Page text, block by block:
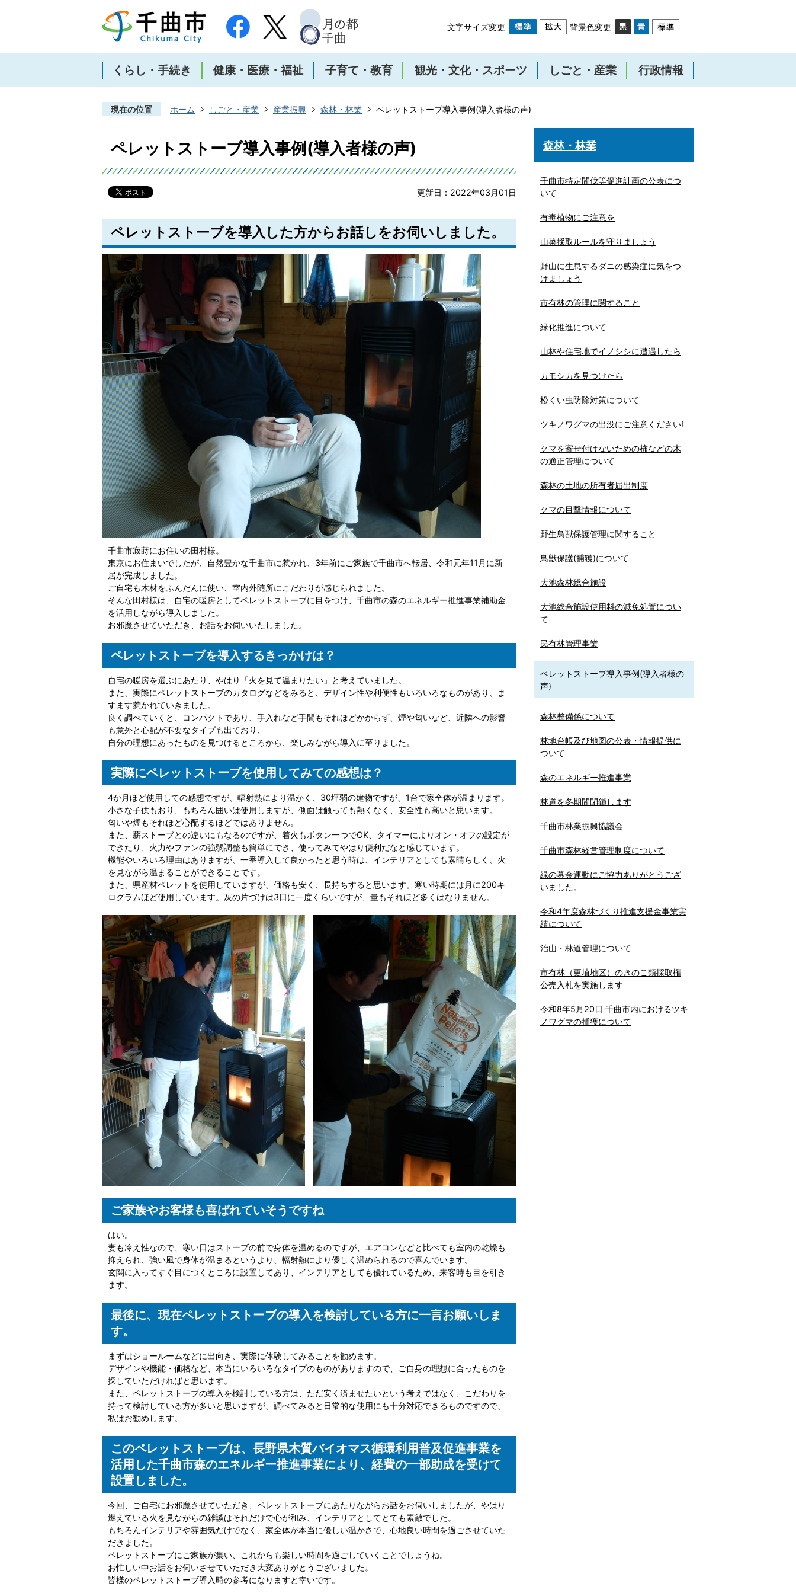
文字サイズ変更 背景色変更
くらし・手続き 健康・医療・福祉 子育て・教育 観光・文化・スポーツ しごと・産業 行政情報
現在の位置 ホーム しごと・産業 産業振興 森林・林業 ペレットストーブ導入事例(導入者様の声)
ペレットストーブ導入事例(導入者様の声)
更新日：2022年03月01日
ペレットストーブを導入した方からお話しをお伺いしました。
千曲市寂蒔にお住いの田村様。
東京にお住まいでしたが、自然豊かな千曲市に惹かれ、3年前にご家族で千曲市へ転居、令和元年11月に新
居が完成しました。
ご自宅も木材をふんだんに使い、室内外随所にこだわりが感じられました。
そんな田村様は、自宅の暖房としてペレットストーブに目をつけ、千曲市の森のエネルギー推進事業補助金
を活用しながら導入しました。
お邪魔させていただき、お話をお伺いいたしました。
ペレットストーブを導入するきっかけは？
自宅の暖房を選ぶにあたり、やはり「火を見て温まりたい」と考えていました。
また、実際にペレットストーブのカタログなどをみると、デザイン性や利便性もいろいろなものがあり、ま
すます惹かれていきました。
良く調べていくと、コンパクトであり、手入れなど手間もそれほどかからず、煙や匂いなど、近隣への影響
も意外と心配が不要なタイプも出ており、
自分の理想にあったものを見つけるところから、楽しみながら導入に至りました。
実際にペレットストーブを使用してみての感想は？
4か月ほど使用しての感想ですが、輻射熱により温かく、30坪弱の建物ですが、1台で家全体が温まります。
小さな子供もおり、もちろん囲いは使用しますが、側面は触っても熱くなく、安全性も高いと思います。
匂いや煙もそれほど心配するほどではありません。
また、薪ストーブとの違いにもなるのですが、着火もボタン一つでOK、タイマーによりオン・オフの設定が
できたり、火力やファンの強弱調整も簡単にでき、使ってみてやはり便利だなと感じています。
機能やいろいろ理由はありますが、一番導入して良かったと思う時は、インテリアとしても素晴らしく、火
を見ながら温まることができることです。
また、県産材ペレットを使用していますが、価格も安く、長持ちすると思います。寒い時期には月に200キ
ログラムほど使用しています。灰の片づけは3日に一度くらいですが、量もそれほど多くはなりません。
ご家族やお客様も喜ばれていそうですね
はい。
妻も冷え性なので、寒い日はストーブの前で身体を温めるのですが、エアコンなどと比べても室内の乾燥も
抑えられ、強い風で身体が温まるというより、輻射熱により優しく温められるので喜んでいます。
玄関に入ってすぐ目につくところに設置してあり、インテリアとしても優れているため、来客時も目を引き
ます。
最後に、現在ペレットストーブの導入を検討している方に一言お願いしま
す。
まずはショールームなどに出向き、実際に体験してみることを勧めます。
デザインや機能・価格など、本当にいろいろなタイプのものがありますので、ご自身の理想に合ったものを
探していただければと思います。
また、ペレットストーブの導入を検討している方は、ただ安く済ませたいという考えではなく、こだわりを
持って検討している方が多いと思いますが、調べてみると日常的な使用にも十分対応できるものですので、
私はお勧めします。
このペレットストーブは、長野県木質バイオマス循環利用普及促進事業を
活用した千曲市森のエネルギー推進事業により、経費の一部助成を受けて
設置しました。
今回、ご自宅にお邪魔させていただき、ペレットストーブにあたりながらお話をお伺いしましたが、やはり
燃えている火を見ながらの雑談はそれだけで心が和み、インテリアとしてとても素敵でした。
もちろんインテリアや雰囲気だけでなく、家全体が本当に優しい温かさで、心地良い時間を過ごさせていた
だきました。
ペレットストーブにご家族が集い、これからも楽しい時間を過ごしていくことでしょうね。
お忙しい中お話をお伺いさせていただき大変ありがとうございました。
皆様のペレットストーブ導入時の参考になりますと幸いです。
森林・林業
千曲市特定間伐等促進計画の公表につ
いて
有毒植物にご注意を
山菜採取ルールを守りましょう
野山に生息するダニの感染症に気をつ
けましょう
市有林の管理に関すること
緑化推進について
山林や住宅地でイノシシに遭遇したら
カモシカを見つけたら
松くい虫防除対策について
ツキノワグマの出没にご注意ください!
クマを寄せ付けないための柿などの木
の適正管理について
森林の土地の所有者届出制度
クマの目撃情報について
野生鳥獣保護管理に関すること
鳥獣保護(捕獲)について
大池森林総合施設
大池総合施設使用料の減免処置につい
て
民有林管理事業
ペレットストーブ導入事例(導入者様の
声)
森林整備係について
林地台帳及び地図の公表・情報提供に
ついて
森のエネルギー推進事業
林道を冬期間閉鎖します
千曲市林業振興協議会
千曲市森林経営管理制度について
緑の募金運動にご協力ありがとうござ
いました。
令和4年度森林づくり推進支援金事業実
績について
治山・林道管理について
市有林（更埴地区）のきのこ類採取権
公売入札を実施します
令和8年5月20日 千曲市内におけるツキ
ノワグマの捕獲について